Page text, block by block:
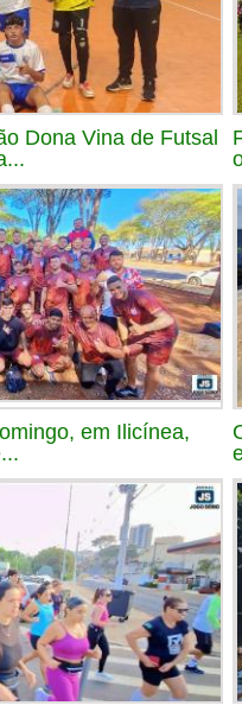
Dona Vina de Futsal
em Ilicínea,